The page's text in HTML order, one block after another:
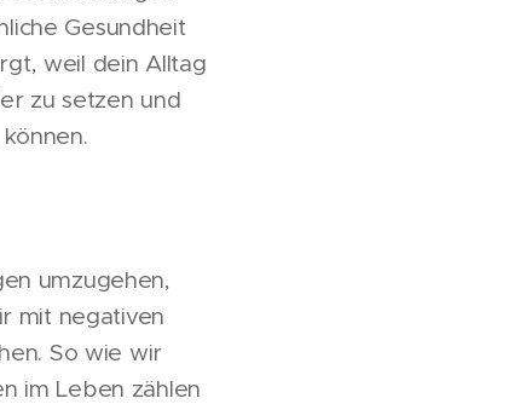
Gesundheit
weil dein Alltag
zu setzen und
umzugehen,
mit negativen
So wie wir
im Leben zählen